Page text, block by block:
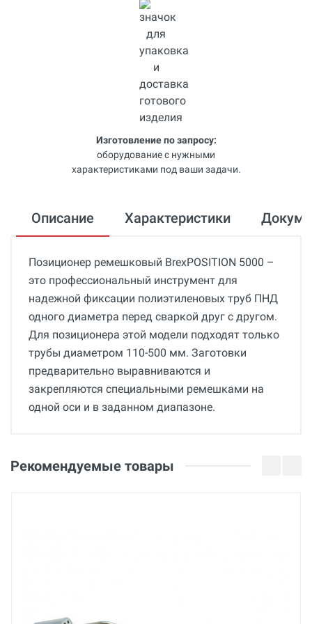
Изготовление по запросу:
оборудование с нужными
характеристиками под ваши задачи.
Описание Характеристики
Позиционер ремешковый BrexPOSITION 5000 –
это профессиональный инструмент для
надежной фиксации полиэтиленовых труб ПНД
одного диаметра перед сваркой друг с другом.
Для позиционера этой модели подходят только
трубы диаметром 110-500 мм. Заготовки
предварительно выравниваются и
закрепляются специальными ремешками на
одной оси и в заданном диапазоне.
36 месяцев
Основные
Оценка
Рекомендуемые товары